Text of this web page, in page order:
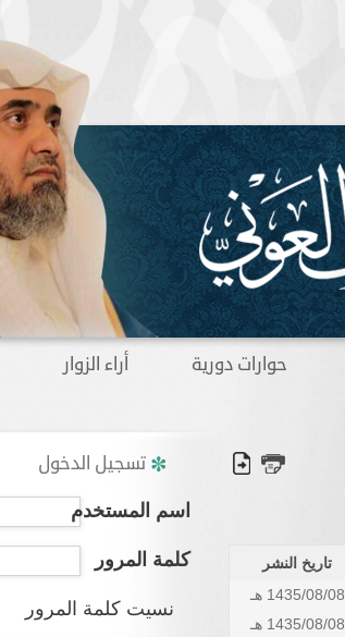
حوارات دورية أراء الزوار
تاريخ النشر
1435/08/08 هـ
1435/08/08 هـ
تسجيل الدخول
اسم المستخدم
كلمة المرور
نسيت كلمة المرور